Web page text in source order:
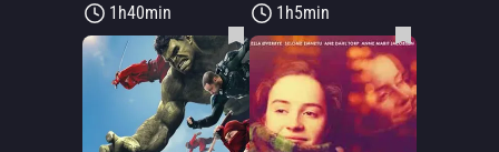
1h40min
1h5min